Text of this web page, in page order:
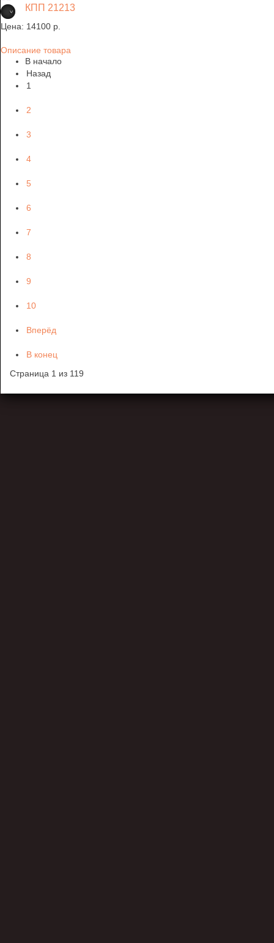
КПП 21213
Цена: 14100 p.
Описание товара
В начало
Назад
1
2
3
4
5
6
7
8
9
10
Вперёд
В конец
Страница 1 из 119